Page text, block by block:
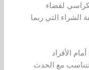
لقضاء
الشراء التي ربما
الأفراد
مع الحدث